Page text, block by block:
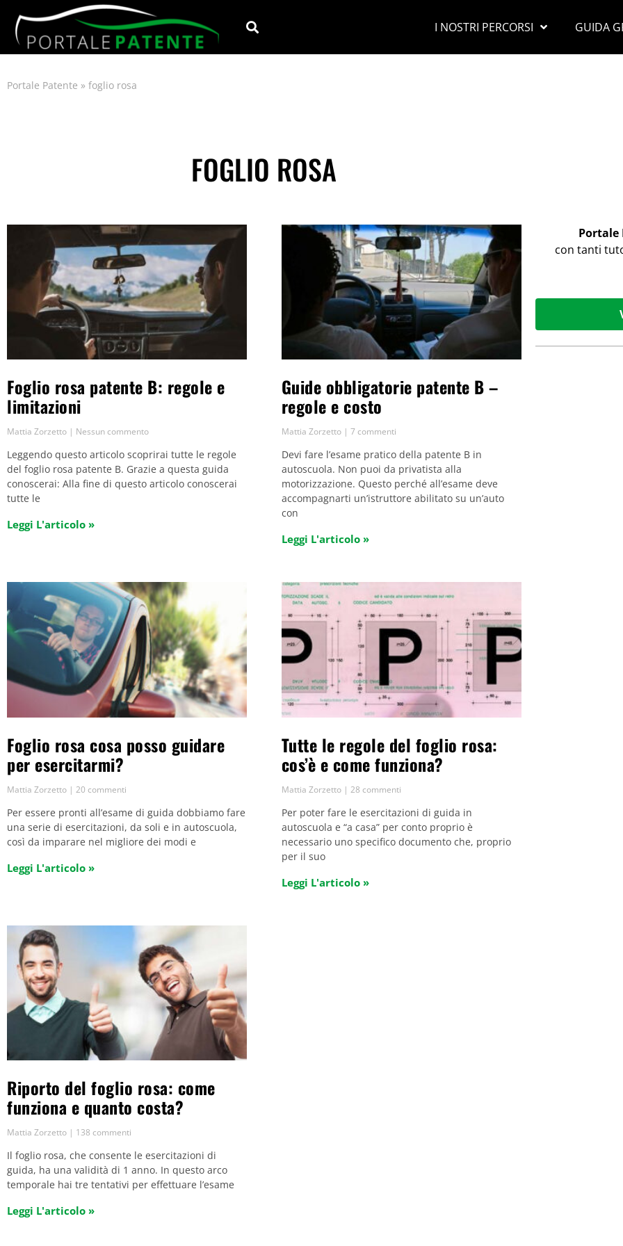
I NOSTRI PERCORSI GUIDA
Portale Patente » foglio rosa
FOGLIO ROSA
Foglio rosa patente B: regole e
limitazioni
Mattia Zorzetto Nessun commento
Leggendo questo articolo scoprirai tutte le regole
del foglio rosa patente B. Grazie a questa guida
conoscerai: Alla fine di questo articolo conoscerai
tutte le
Leggi L'articolo »
Guide obbligatorie patente B –
regole e costo
Mattia Zorzetto 7 commenti
Devi fare l’esame pratico della patente B in
autoscuola. Non puoi da privatista alla
motorizzazione. Questo perché all’esame deve
accompagnarti un’istruttore abilitato su un’auto
con
Leggi L'articolo »
Foglio rosa cosa posso guidare
per esercitarmi?
Mattia Zorzetto 20 commenti
Per essere pronti all’esame di guida dobbiamo fare
una serie di esercitazioni, da soli e in autoscuola,
così da imparare nel migliore dei modi e
Leggi L'articolo »
Tutte le regole del foglio rosa:
cos’è e come funziona?
Mattia Zorzetto 28 commenti
Per poter fare le esercitazioni di guida in
autoscuola e “a casa” per conto proprio è
necessario uno specifico documento che, proprio
per il suo
Leggi L'articolo »
Riporto del foglio rosa: come
funziona e quanto costa?
Mattia Zorzetto 138 commenti
Il foglio rosa, che consente le esercitazioni di
guida, ha una validità di 1 anno. In questo arco
temporale hai tre tentativi per effettuare l’esame
Leggi L'articolo »
Portale
con tanti